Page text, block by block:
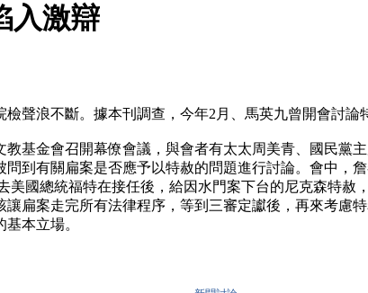
入激辯
聲浪不斷。據本刊調查，今年2月、馬英九曾開會討
基金會召開幕僚會議，與會者有太太周美青、國民黨
到有關扁案是否應予以特赦的問題進行討論。會中，
國總統福特在接任後，給因水門案下台的尼克森特赦
扁案走完所有法律程序，等到三審定讞後，再來考慮
本立場。